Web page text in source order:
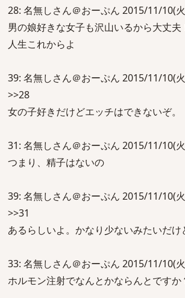
28: 名無しさん＠おーぷん 2015/11/10(
男の娘好きな女子も沢山いるから大丈夫
人生これからよ
39: 名無しさん＠おーぷん 2015/11/10(
>>28
女の子好きだけどエッチはできないぞ。
31: 名無しさん＠おーぷん 2015/11/10(
つまり、精子はないの
39: 名無しさん＠おーぷん 2015/11/10(
>>31
あるらしいよ。かなり少ないみたいだけ
33: 名無しさん＠おーぷん 2015/11/10(
ホルモン注射でなんとかならんとですか